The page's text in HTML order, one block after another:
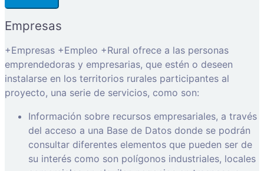
Empresas
+Empresas +Empleo +Rural ofrece a las personas
emprendedoras y empresarias, que estén o deseen
instalarse en los territorios rurales participantes al
proyecto, una serie de servicios, como son:
Información sobre recursos empresariales, a través
del acceso a una Base de Datos donde se podrán
consultar diferentes elementos que pueden ser de
su interés como son polígonos industriales, locales